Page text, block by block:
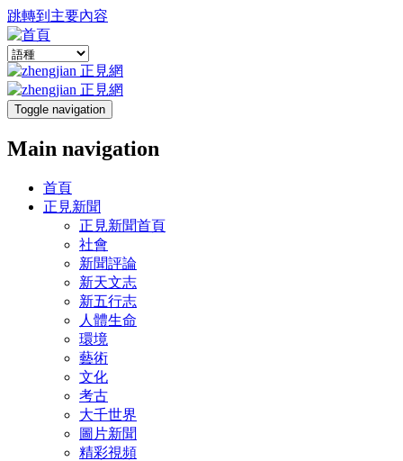
跳轉到主要內容
Toggle navigation
Main navigation
首頁
正見新聞
正見新聞首頁
社會
新聞評論
新天文志
新五行志
人體生命
環境
藝術
文化
考古
大千世界
圖片新聞
精彩視頻